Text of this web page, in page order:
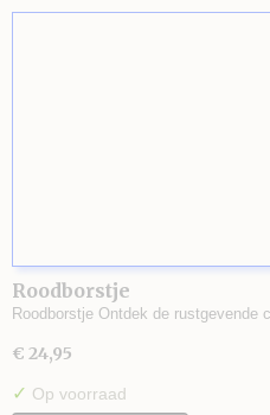
Roodborstje
Roodborstje Ontdek de
€ 24,95
✓ Op voorraad